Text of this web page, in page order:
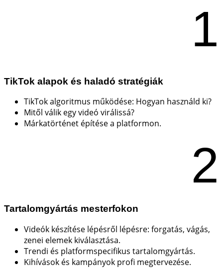
1
TikTok alapok és haladó stratégiák
TikTok algoritmus működése: Hogyan használd ki?
Mitől válik egy videó virálissá?
Márkatörténet építése a platformon.
2
Tartalomgyártás mesterfokon
Videók készítése lépésről lépésre: forgatás, vágás,
zenei elemek kiválasztása.
Trendi és platformspecifikus tartalomgyártás.
Kihívások és kampányok profi megtervezése.